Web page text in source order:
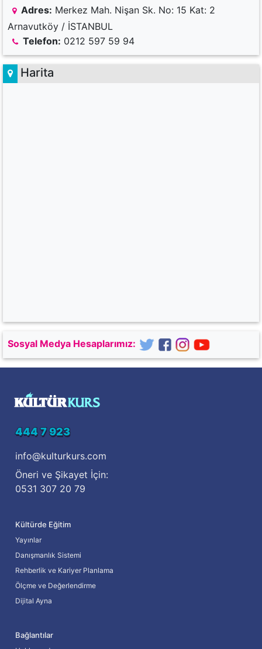
Adres: Merkez Mah. Nişan Sk. No: 15 Kat: 2
Arnavutköy / İSTANBUL
Telefon: 0212 597 59 94
Harita
Sosyal Medya Hesaplarımız:
444 7 923
info@kulturkurs.com
Öneri ve Şikayet İçin:
0531 307 20 79
Kültürde Eğitim
Yayınlar
Danışmanlık Sistemi
Rehberlik ve Kariyer Planlama
Ölçme ve Değerlendirme
Dijital Ayna
Bağlantılar